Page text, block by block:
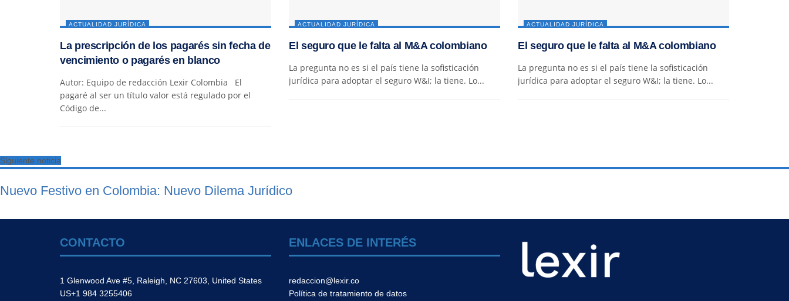
ACTUALIDAD JURÍDICA
La prescripción de los pagarés sin fecha de
vencimiento o pagarés en blanco
Autor: Equipo de redacción Lexir Colombia El
pagaré al ser un título valor está regulado por el
Código de...
ACTUALIDAD JURÍDICA
El seguro que le falta al M&A colombiano
La pregunta no es si el país tiene la sofisticación
jurídica para adoptar el seguro W&I; la tiene. Lo...
ACTUALIDAD JURÍDICA
El seguro que le falta al M&A colombiano
La pregunta no es si el país tiene la sofisticación
jurídica para adoptar el seguro W&I; la tiene. Lo...
Siguiente noticia
Nuevo Festivo en Colombia: Nuevo Dilema Jurídico
CONTACTO
1 Glenwood Ave #5, Raleigh, NC 27603, United States
US+1 984 3255406
ENLACES DE INTERÉS
redaccion@lexir.co
Política de tratamiento de datos